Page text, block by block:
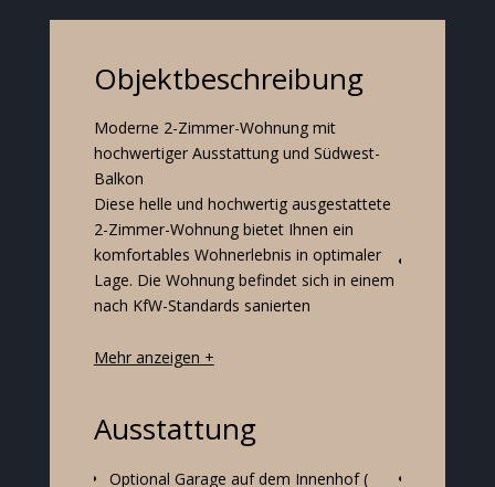
Objektbeschreibung
Moderne 2-Zimmer-Wohnung mit
hochwertiger Ausstattung und Südwest-
Balkon
Diese helle und hochwertig ausgestattete
2-Zimmer-Wohnung bietet Ihnen ein
komfortables Wohnerlebnis in optimaler
Lage. Die Wohnung befindet sich in einem
nach KfW-Standards sanierten
Mehr anzeigen +
Ausstattung
Optional Garage auf dem Innenhof (